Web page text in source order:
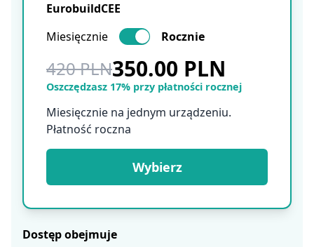
EurobuildCEE
Miesięcznie
Rocznie
420 PLN350.00 PLN
Oszczędzasz 17% przy płatności rocznej
Miesięcznie na jednym urządzeniu.
Płatność roczna
Wybierz
Dostęp obejmuje